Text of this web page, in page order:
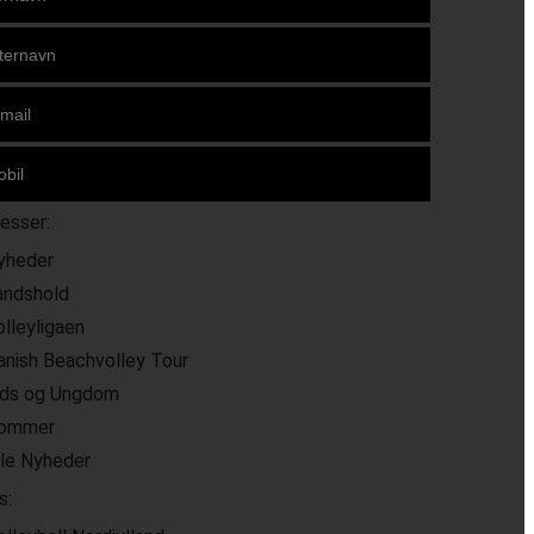
Beachvolley Tour
og Ungdom
Nyheder